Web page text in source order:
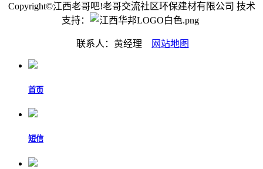
Copyright©江西老哥吧!老哥交流社区环保建材有限公司 技术
支持：
联系人：黄经理 网站地图
首页
短信